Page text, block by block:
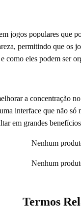
jogos populares que
permitindo que os
como eles podem ser
a concentração
interface que não
em grandes
Nenhum
Nenhum
Termos